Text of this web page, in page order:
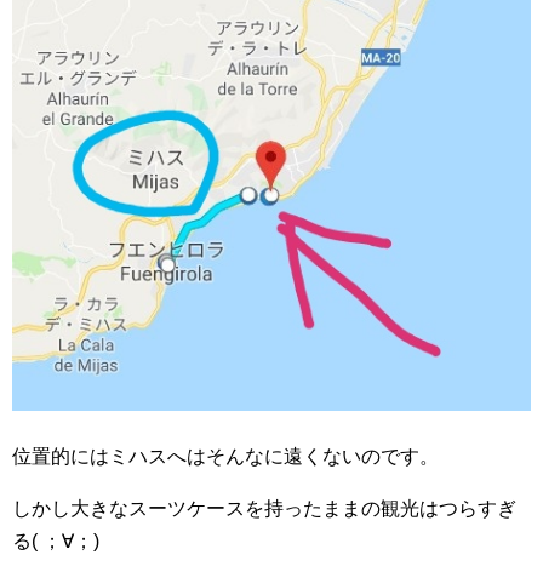
位置的にはミハスへはそんなに遠くないのです。
しかし大きなスーツケースを持ったままの観光はつらすぎ
る( ；∀；)